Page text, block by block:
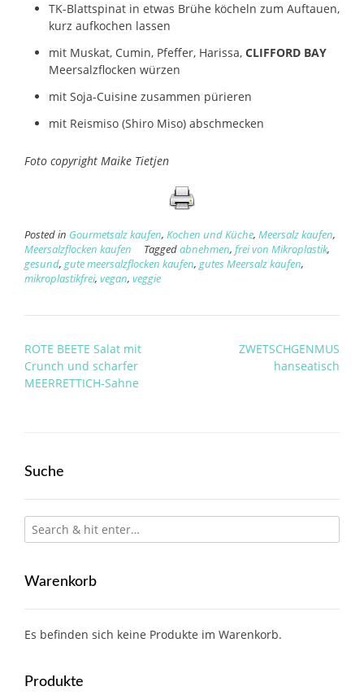
TK-Blattspinat in etwas Brühe köcheln zum Auftauen,
kurz aufkochen lassen
mit Muskat, Cumin, Pfeffer, Harissa, CLIFFORD BAY
Meersalzflocken würzen
mit Soja-Cuisine zusammen pürieren
mit Reismiso (Shiro Miso) abschmecken
Foto copyright Maike Tietjen
Posted in Gourmetsalz kaufen, Kochen und Küche, Meersalz kaufen,
Meersalzflocken kaufen
Taggedabnehmen, frei von Mikroplastik,
gesund, gute meersalzflocken kaufen, gutes Meersalz kaufen,
mikroplastikfrei, vegan, veggie
Post
navigation
ROTE BEETE Salat mit
Crunch und scharfer
MEERRETTICH-Sahne
ZWETSCHGENMUS
hanseatisch
Suche
Warenkorb
Es befinden sich keine Produkte im Warenkorb.
Produkte